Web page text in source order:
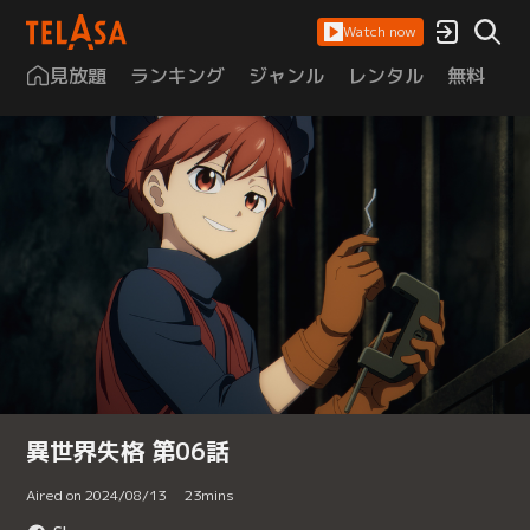
Watch now
見放題 ランキング ジャンル レンタル 無料
異世界失格 第06話
Aired on 2024/08/13 23mins